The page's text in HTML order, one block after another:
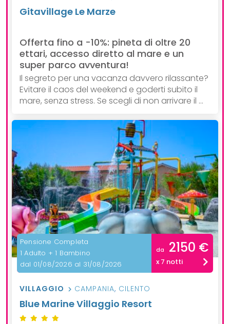
Gitavillage Le Marze
Offerta fino a -10%: pineta di oltre 20
ettari, accesso diretto al mare e un
super parco avventura!
Il segreto per una vacanza davvero rilassante?
Evitare il caos del weekend e goderti subito il
mare, senza stress. Se scegli di non arrivare il ...
Pensione Completa
1 Adulto + 1 Bambino
dal 01/08/2026 al 31/08/2026
da 2150 €
x 7 notti
VILLAGGIO CAMPANIA, CILENTO
Blue Marine Villaggio Resort